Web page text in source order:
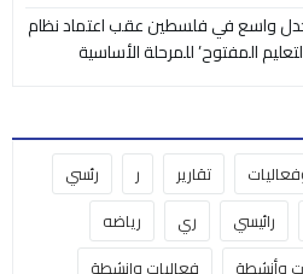
واسع في فلسطين عقب اعتماد نظام
المفتوح’ للمرحلة الأساسية
تقارير ر
رئسي
رائيسي ري
رياضه
وأنشطة فعاليات وانشطة